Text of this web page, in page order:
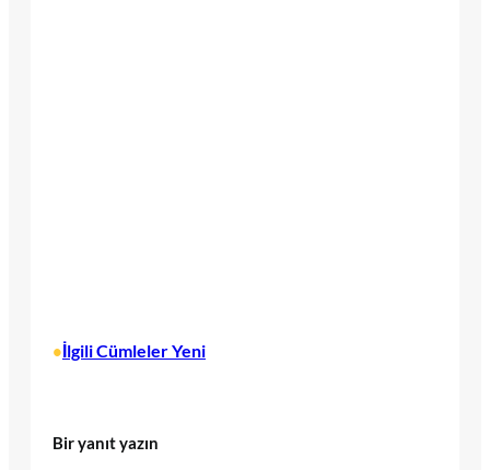
•İlgili Cümleler Yeni
Bir yanıt yazın